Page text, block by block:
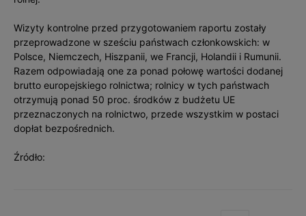
Wizyty kontrolne przed przygotowaniem raportu zostały
przeprowadzone w sześciu państwach członkowskich: w
Polsce, Niemczech, Hiszpanii, we Francji, Holandii i Rumunii.
Razem odpowiadają one za ponad połowę wartości dodanej
brutto europejskiego rolnictwa; rolnicy w tych państwach
otrzymują ponad 50 proc. środków z budżetu UE
przeznaczonych na rolnictwo, przede wszystkim w postaci
dopłat bezpośrednich.
Źródło: